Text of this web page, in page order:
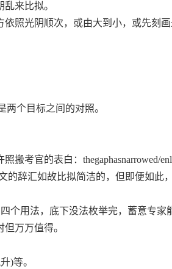
来比拟。
照光阴顺次，或由大到小，或先刻
个目标之间的对照。
考官的表白：thegaphasnarrowed/
的辞汇如故比拟简洁的，但即便如此
个用法，底下没法枚举完，蓄意专家
万万值得。
)等。